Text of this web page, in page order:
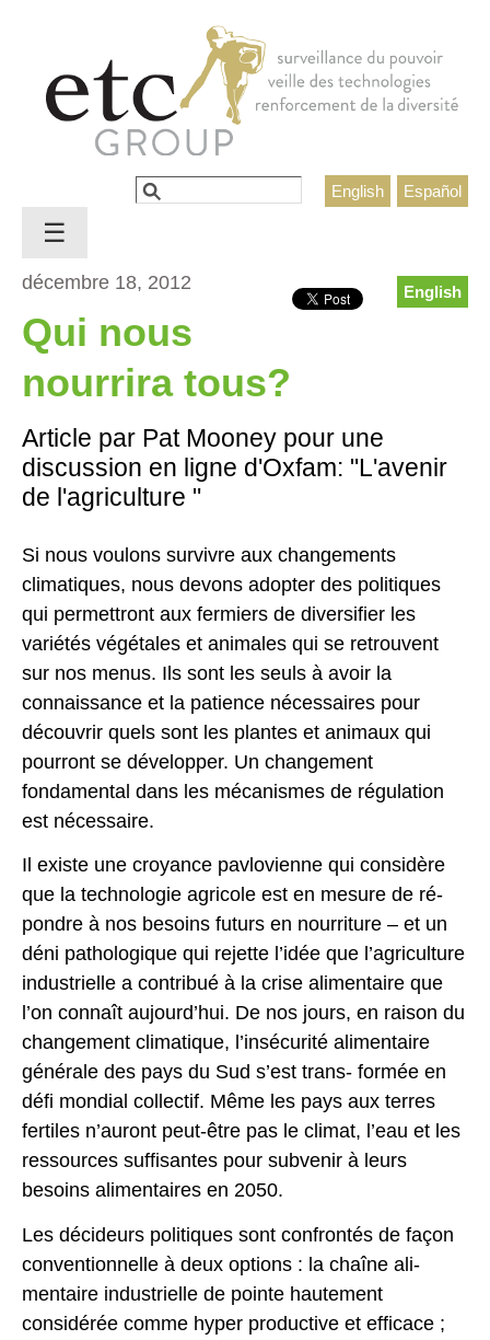
Español
English
Formulaire de recherche
Rechercher
English
décembre 18, 2012
Qui nous
nourrira tous?
Article par Pat Mooney pour une
discussion en ligne d'Oxfam: "L'avenir
de l'agriculture "
Si nous voulons survivre aux changements
climatiques, nous devons adopter des politiques
qui permettront aux fermiers de diversifier les
variétés végétales et animales qui se retrouvent
sur nos menus. Ils sont les seuls à avoir la
connaissance et la patience nécessaires pour
découvrir quels sont les plantes et animaux qui
pourront se développer. Un changement
fondamental dans les mécanismes de régulation
est nécessaire.
Il existe une croyance pavlovienne qui considère
que la technologie agricole est en mesure de ré-
pondre à nos besoins futurs en nourriture – et un
déni pathologique qui rejette l’idée que l’agriculture
industrielle a contribué à la crise alimentaire que
l’on connaît aujourd’hui. De nos jours, en raison du
changement climatique, l’insécurité alimentaire
générale des pays du Sud s’est trans- formée en
défi mondial collectif. Même les pays aux terres
fertiles n’auront peut-être pas le climat, l’eau et les
ressources suffisantes pour subvenir à leurs
besoins alimentaires en 2050.
Les décideurs politiques sont confrontés de façon
conventionnelle à deux options : la chaîne ali-
mentaire industrielle de pointe hautement
considérée comme hyper productive et efficace ;
☰